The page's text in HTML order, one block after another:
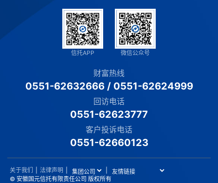
信托APP 微信公众号
财富热线
0551-62632666/ 0551-62624999
回访电话
0551-62623777
客户投诉电话
0551-62660123
关于我们 法律声明
© 安徽国元信托有限责任公司 版权所有